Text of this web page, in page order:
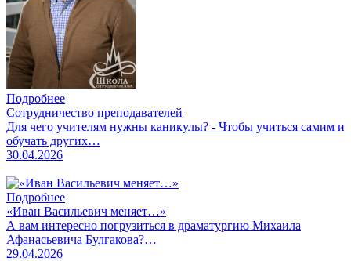
Подробнее
Сотрудничество преподавателей
Для чего учителям нужны каникулы? - Чтобы учиться самим и
обучать других…
30.04.2026
Подробнее
«Иван Васильевич меняет…»
А вам интересно погрузиться в драматургию Михаила
Афанасьевича Булгакова?…
29.04.2026